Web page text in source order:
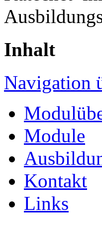
Inhalt
Navigation
Module
Kontakt
Links